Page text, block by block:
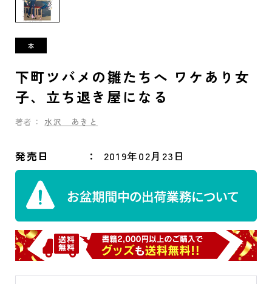
下町ツバメの雛たちへ ワケあり女
子、立ち退き屋になる
著者： 水沢 あきと
発売日 2019年02月23日